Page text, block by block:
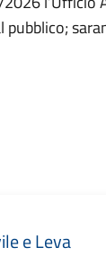
e Leva